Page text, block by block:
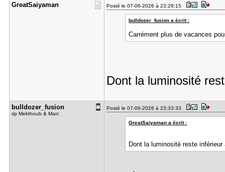
GreatSaiya​man Posté le 07-06-2026 à 23:29:15
bulldozer_fusion a écrit :
Carrément plus de vacances
Dont la luminosité
bulldozer_​fusion
rip Mekthoub & Marc
Posté le 07-06-2026 à 23:33:33
GreatSaiyaman a écrit :
Dont la luminosité reste